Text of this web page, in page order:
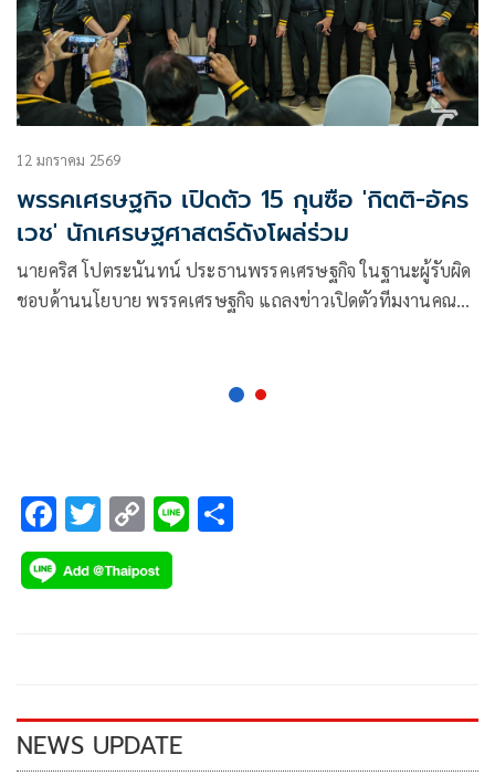
12 มกราคม 2569
พรรคเศรษฐกิจ เปิดตัว 15 กุนซือ 'กิตติ-อัคร
เวช' นักเศรษฐศาสตร์ดังโผล่ร่วม
นายคริส โปตระนันทน์ ประธานพรรคเศรษฐกิจ ในฐานะผู้รับผิด
ชอบด้านนโยบาย พรรคเศรษฐกิจ แถลงข่าวเปิดตัวทีมงานคณะที่
F
ac
e
k
T
wi
tt
C
o
p
k
Li
NEWS UPDATE